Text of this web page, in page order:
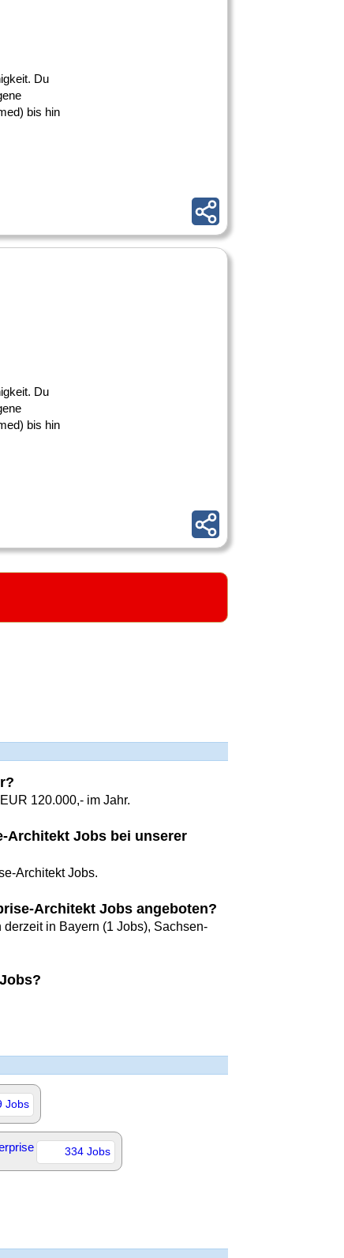
Du
bis hin
Du
bis hin
120.000,- im Jahr.
Architekt Jobs bei unserer
Architekt Jobs.
Architekt Jobs angeboten?
in Bayern (1 Jobs), Sachsen-
Jobs
334 Jobs